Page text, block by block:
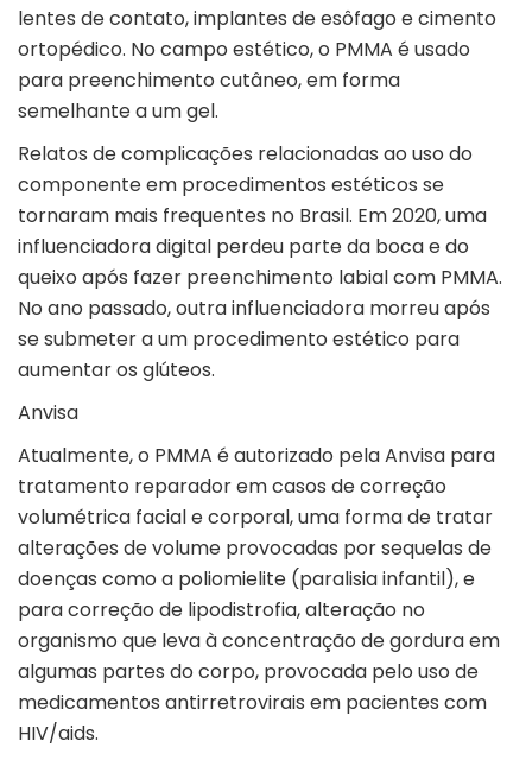
lentes de contato, implantes de esôfago e cimento
ortopédico. No campo estético, o PMMA é usado
para preenchimento cutâneo, em forma
semelhante a um gel.
Relatos de complicações relacionadas ao uso do
componente em procedimentos estéticos se
tornaram mais frequentes no Brasil. Em 2020, uma
influenciadora digital perdeu parte da boca e do
queixo após fazer preenchimento labial com PMMA.
No ano passado, outra influenciadora morreu após
se submeter a um procedimento estético para
aumentar os glúteos.
Anvisa
Atualmente, o PMMA é autorizado pela Anvisa para
tratamento reparador em casos de correção
volumétrica facial e corporal, uma forma de tratar
alterações de volume provocadas por sequelas de
doenças como a poliomielite (paralisia infantil), e
para correção de lipodistrofia, alteração no
organismo que leva à concentração de gordura em
algumas partes do corpo, provocada pelo uso de
medicamentos antirretrovirais em pacientes com
HIV/aids.